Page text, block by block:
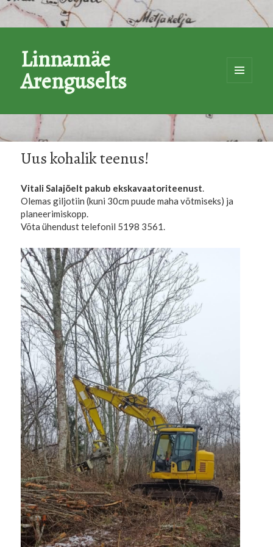
Linnamäe
Arenguselts
Uus kohalik teenus!
Vitali Salajõelt pakub ekskavaatoriteenust.
Olemas giljotiin (kuni 30cm puude maha võtmiseks) ja
planeerimiskopp.
Võta ühendust telefonil 5198 3561.